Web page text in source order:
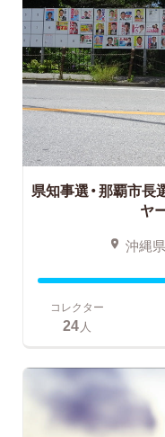
県知事選・那覇市長
ヤ
沖縄県
コレクター
24 人